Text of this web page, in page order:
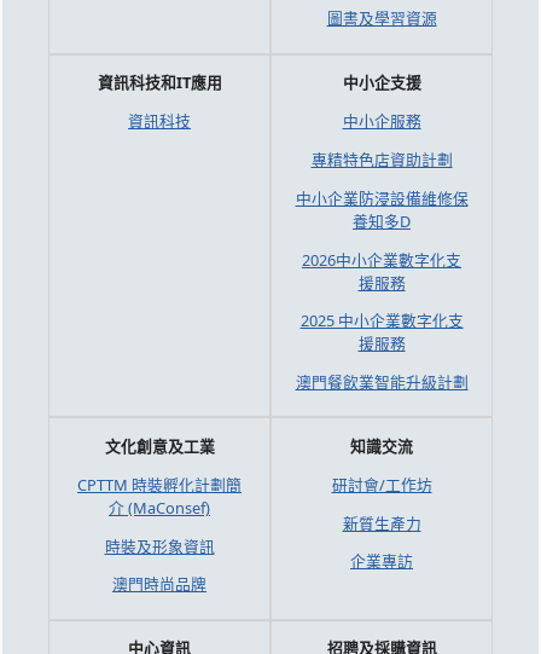
圖書及學習資源
資訊科技和IT應用
資訊科技
中小企支援
中小企服務
專精特色店資助計劃
中小企業防浸設備維修保
養知多D
2026中小企業數字化支
援服務
2025 中小企業數字化支
援服務
澳門餐飲業智能升級計劃
文化創意及工業
CPTTM 時裝孵化計劃簡
介 (MaConsef)
時裝及形象資訊
澳門時尚品牌
知識交流
研討會/工作坊
新質生產力
企業專訪
中心資訊 招聘及採購資訊